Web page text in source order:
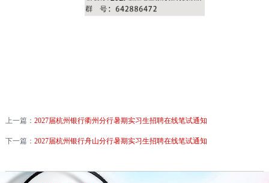
上一篇： 2027届杭州银行衢州分行暑期实习生招聘在线笔试通知
下一篇： 2027届杭州银行舟山分行暑期实习生招聘在线笔试通知